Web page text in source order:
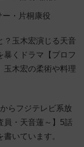
・片桐康役
？玉木宏演じる天音
暴くドラマ【プロフ
玉木宏の柔術や料理
らフジテレビ系放
員・天音蓮～】5話
いています。